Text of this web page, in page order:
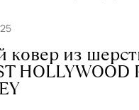
ковер из
HOLLYWOOD